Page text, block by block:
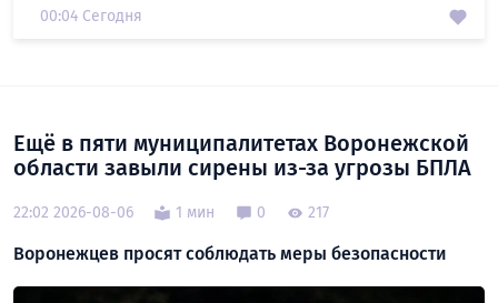
00:04 Сегодня
Ещё в пяти муниципалитетах Воронежской
области завыли сирены из-за угрозы БПЛА
22:02 2026-08-06 1 мин 0 217
Воронежцев просят соблюдать меры безопасности